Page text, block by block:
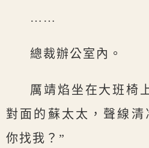
……
總裁辦公室內。
厲靖焰坐在大班椅
對面的蘇太太，聲線清
你找我？”